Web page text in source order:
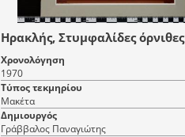
Ηρακλής, Στυμφαλίδες όρνιθες
Χρονολόγηση
1970
Τύπος τεκμηρίου
Μακέτα
Δημιουργός
Γράββαλος Παναγιώτης